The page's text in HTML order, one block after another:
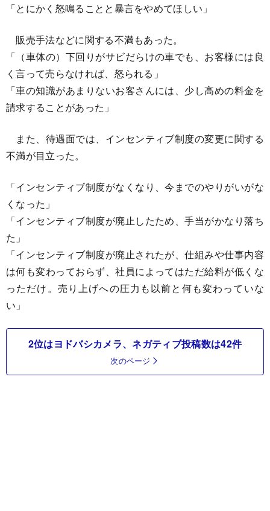
「とにかく怒鳴ることと暴言をやめてほしい」
販売手法などに関する不満もあった。
「（車体の）下回りがサビだらけの車でも、お客様には良
く言って売らなければ、怒られる」
「車の知識があまりないお客さんには、少し高めの料金を
請求することがあった」
また、待遇面では、インセンティブ制度の変更に関する
不満が目立った。
「インセンティブ制度がなくなり、今までのやりがいがな
くなった」
「インセンティブ制度が廃止したため、手当がかなり落ち
た」
「インセンティブ制度が廃止されたが、仕組みや仕事内容
は何も変わっておらず、社員によってはただ給料が低くな
っただけ。売り上げへの圧力も以前と何も変わっていな
い」
2位はヨドバシカメラ、ネガティブ投稿数は42件
次のページ